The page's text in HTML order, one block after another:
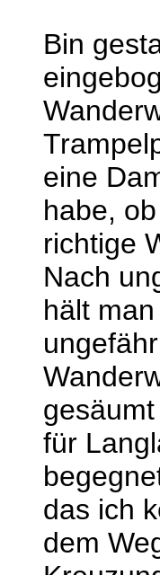
Bin
eine
habe,
richtige
Nach
hält
für
das ich
dem